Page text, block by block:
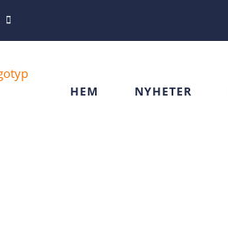
HEM NYHETER